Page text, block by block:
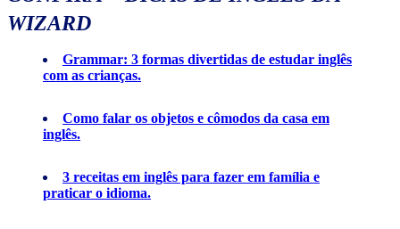
WIZARD
Grammar: 3 formas divertidas de estudar inglês
com as crianças.
Como falar os objetos e cômodos da casa em
inglês.
3 receitas em inglês para fazer em família e
praticar o idioma.